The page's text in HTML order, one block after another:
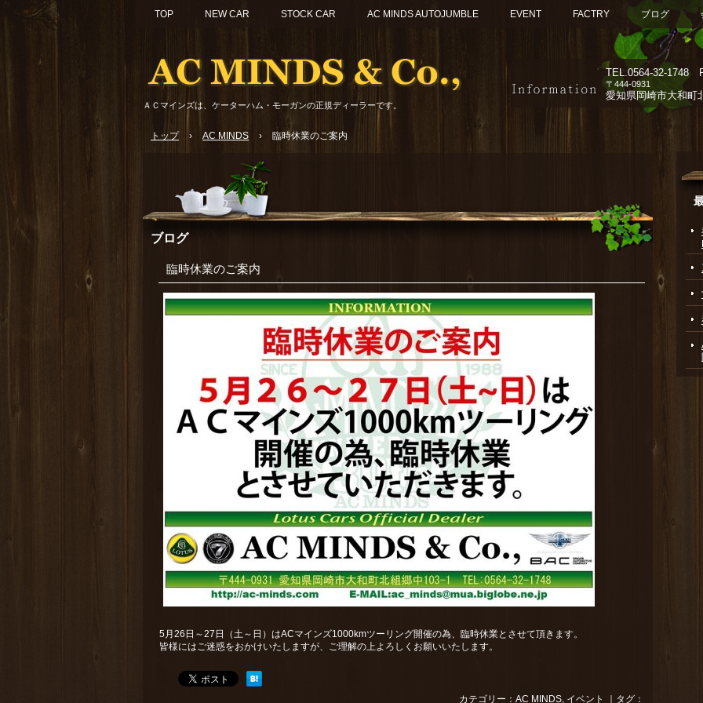
ＡＣマインズは、ケーターハム・モーガンの正規ディーラーです。
TEL.0564-32-1748
〒444-0931
愛知県岡崎市大和町
TOP NEW CAR STOCK CAR AC MINDS AUTOJUMBLE EVENT FACTRY ブログ
トップ › AC MINDS › 臨時休業のご案内
ブログ
臨時休業のご案内
5月26日～27日（土～日）はACマインズ1000kmツーリング開催の為、臨時休業とさせて頂きます。
皆様にはご迷惑をおかけいたしますが、ご理解の上よろしくお願いいたします。
カテゴリー： AC MINDS, イベント ｜タグ：